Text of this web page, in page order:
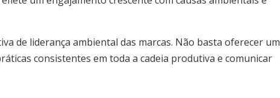
de liderança ambiental das marcas. Não basta oferecer um
consistentes em toda a cadeia produtiva e comunicar